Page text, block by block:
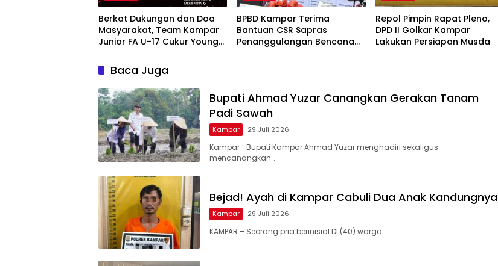
Berkat Dukungan dan Doa
Masyarakat, Team Kampar
Junior FA U-17 Cukur Young
Soeratin
BPBD Kampar Terima
Bantuan CSR Sapras
Penanggulangan Bencana
Repol Pimpin Rapat Pleno,
DPD II Golkar Kampar
Lakukan Persiapan Musda
Baca Juga
Bupati Ahmad Yuzar Canangkan Gerakan Tanam
Padi Sawah
Kampar 29 Juli 2026
Kampar– Bupati Kampar Ahmad Yuzar menghadiri sekaligus
mencanangkan…
Bejad! Ayah di Kampar Cabuli Dua Anak Kandungnya
Kampar 29 Juli 2026
KAMPAR – Seorang pria berinisial DI (40) warga…